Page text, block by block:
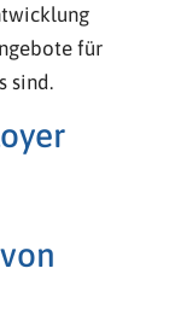
für
sind.